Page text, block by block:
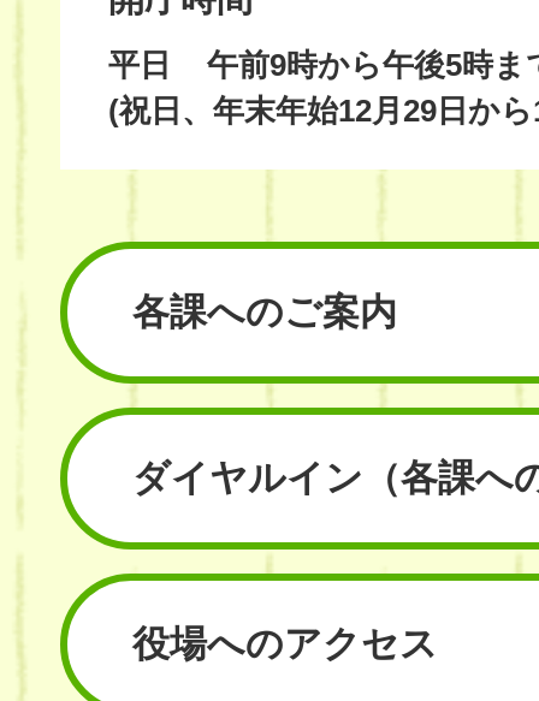
平日
午前9時から午後5時ま
(祝日、年末年始12月29日か
各課へのご案内
ダイヤルイン （各課へ
役場へのアクセス